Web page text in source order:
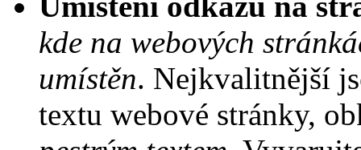
kde na webových
umístěn. Nejkvalitnější
textu webové stránky,